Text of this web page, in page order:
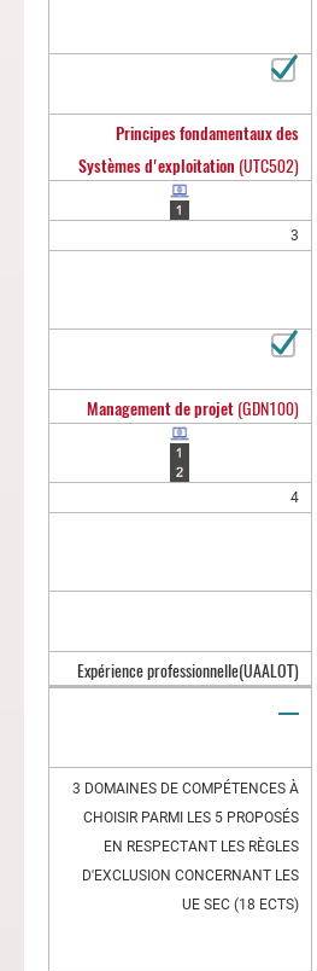
Principes fondamentaux des
Systèmes d'exploitation (UTC502)
3
Management de projet (GDN100)
4
Expérience professionnelle(UAALOT)
3 DOMAINES DE COMPÉTENCES À
CHOISIR PARMI LES 5 PROPOSÉS
EN RESPECTANT LES RÈGLES
D'EXCLUSION CONCERNANT LES
UE SEC (18 ECTS)